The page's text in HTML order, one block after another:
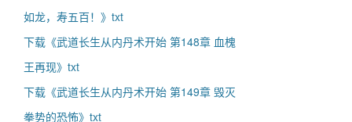
如龙，寿五百！》txt
下载《武道长生从内丹术开始 第148章 血槐
王再现》txt
下载《武道长生从内丹术开始 第149章 毁灭
拳势的恐怖》txt